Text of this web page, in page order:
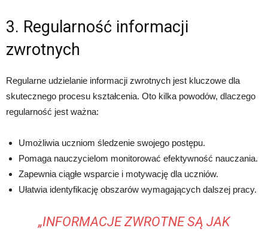
3. Regularność informacji
zwrotnych
Regularne udzielanie informacji zwrotnych jest kluczowe dla
skutecznego procesu kształcenia. Oto kilka powodów, dlaczego
regularność jest ważna:
Umożliwia uczniom śledzenie swojego postępu.
Pomaga nauczycielom monitorować efektywność nauczania.
Zapewnia ciągłe wsparcie i motywację dla uczniów.
Ułatwia identyfikację obszarów wymagających dalszej pracy.
„INFORMACJE ZWROTNE SĄ JAK